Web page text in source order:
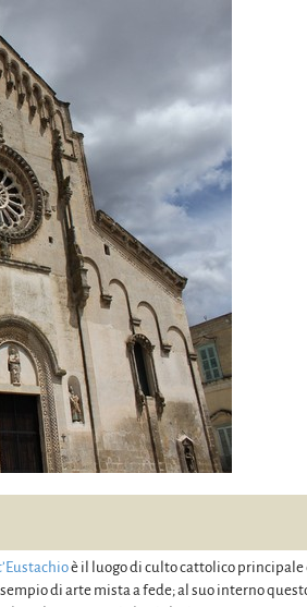
è il luogo di culto cattolico principale
di arte mista a fede; al suo interno